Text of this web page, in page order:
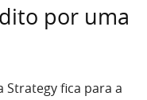
por uma
Strategy fica para a